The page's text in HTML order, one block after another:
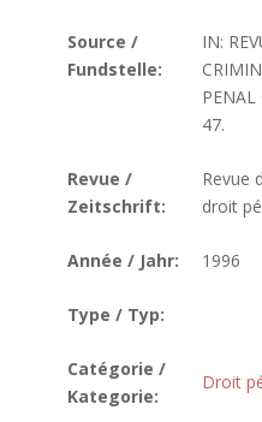
Source /
Fundstelle:
IN:
PENAL
47.
Revue /
Zeitschrift:
Revue
droit
Année / Jahr: 1996
Type / Typ:
Catégorie /
Kategorie:
Droit